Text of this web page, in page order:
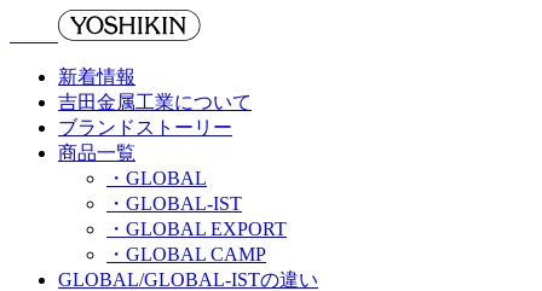
新着情報
吉田金属工業について
ブランドストーリー
商品一覧
・GLOBAL
・GLOBAL-IST
・GLOBAL EXPORT
・GLOBAL CAMP
GLOBAL/GLOBAL-ISTの違い